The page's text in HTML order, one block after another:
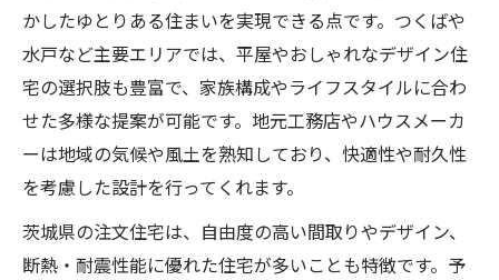
かしたゆとりある住まいを実現できる点です。つくばや
水戸など主要エリアでは、平屋やおしゃれなデザイン住
宅の選択肢も豊富で、家族構成やライフスタイルに合わ
せた多様な提案が可能です。地元工務店やハウスメーカ
ーは地域の気候や風土を熟知しており、快適性や耐久性
を考慮した設計を行ってくれます。
茨城県の注文住宅は、自由度の高い間取りやデザイン、
断熱・耐震性能に優れた住宅が多いことも特徴です。予